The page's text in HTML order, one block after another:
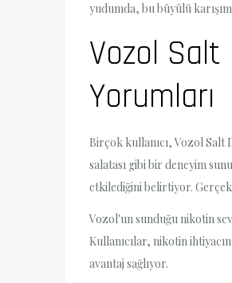
yudumda, bu büyülü
Vozol Salt
Yorumları
Birçok kullanıcı, Vozol Salt
salatası gibi bir deneyim
etkilediğini belirtiyor.
Vozol'un sunduğu nikotin
Kullanıcılar, nikotin
avantaj sağlıyor.